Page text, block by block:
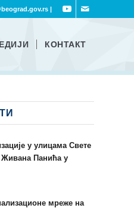
|
КОНТАКТ
у улицама Свете
Панића у
мреже на